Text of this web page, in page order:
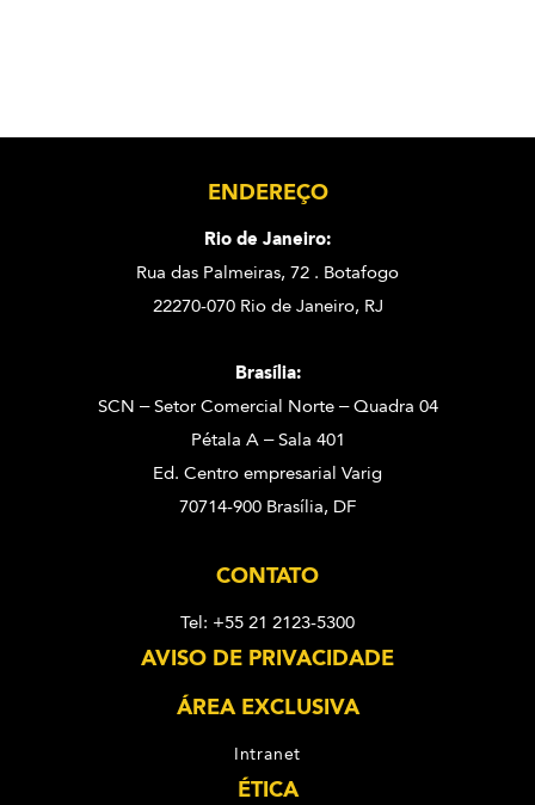
ENDEREÇO
Rio de Janeiro:
Rua das Palmeiras, 72 . Botafogo
22270-070 Rio de Janeiro, RJ
Brasília:
SCN – Setor Comercial Norte – Quadra 04
Pétala A – Sala 401
Ed. Centro empresarial Varig
70714-900 Brasília, DF
CONTATO
Tel: +55 21 2123-5300
AVISO DE PRIVACIDADE
ÁREA EXCLUSIVA
Intranet
ÉTICA